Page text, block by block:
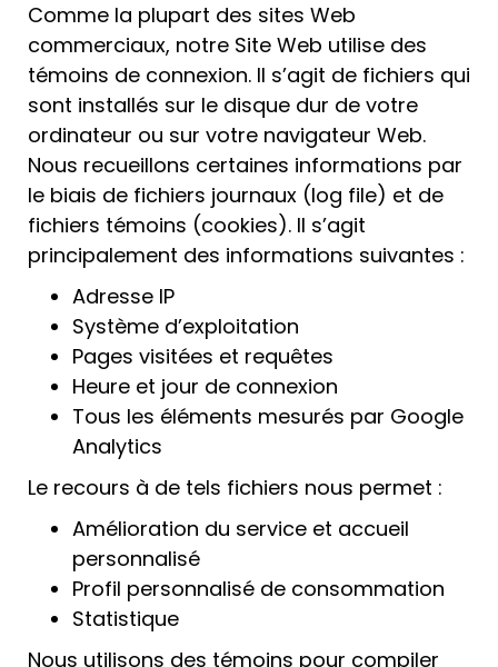
Comme la plupart des sites Web
commerciaux, notre Site Web utilise des
témoins de connexion. Il s’agit de fichiers qui
sont installés sur le disque dur de votre
ordinateur ou sur votre navigateur Web.
Nous recueillons certaines informations par
le biais de fichiers journaux (log file) et de
fichiers témoins (cookies). Il s’agit
principalement des informations suivantes :
Adresse IP
Système d’exploitation
Pages visitées et requêtes
Heure et jour de connexion
Tous les éléments mesurés par Google
Analytics
Le recours à de tels fichiers nous permet :
Amélioration du service et accueil
personnalisé
Profil personnalisé de consommation
Statistique
Nous utilisons des témoins pour compiler